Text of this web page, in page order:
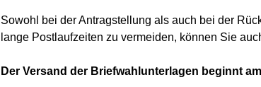
Sowohl bei der Antragstellung als auch bei der
lange Postlaufzeiten zu vermeiden, können Sie
Der Versand der Briefwahlunterlagen beginnt